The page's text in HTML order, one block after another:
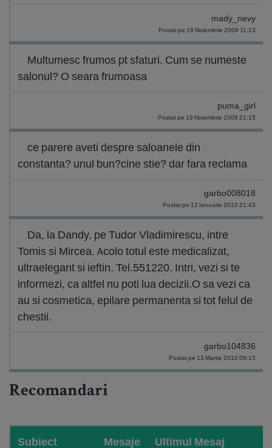
mady_nevy
Postat pe 18 Noiembrie 2009 11:23
Multumesc frumos pt sfaturi. Cum se numeste
salonul? O seara frumoasa
puma_girl
Postat pe 19 Noiembrie 2009 21:15
ce parere aveti despre saloanele din
constanta? unul bun?cine stie? dar fara reclama
garbo008018
Postat pe 12 Ianuarie 2010 21:43
Da, la Dandy, pe Tudor Vladimirescu, intre
Tomis si Mircea. Acolo totul este medicalizat,
ultraelegant si ieftin. Tel.551220. Intri, vezi si te
informezi, ca altfel nu poti lua decizii.O sa vezi ca
au si cosmetica, epilare permanenta si tot felul de
chestii.
garbo104836
Postat pe 13 Martie 2010 09:15
Recomandari
Subiect Mesaje Ultimul Mesaj